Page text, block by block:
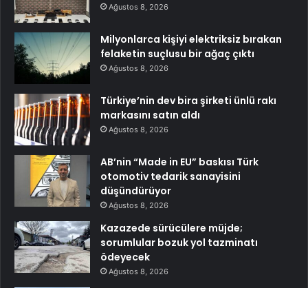
Ağustos 8, 2026
Milyonlarca kişiyi elektriksiz bırakan
felaketin suçlusu bir ağaç çıktı
Ağustos 8, 2026
Türkiye’nin dev bira şirketi ünlü rakı
markasını satın aldı
Ağustos 8, 2026
AB’nin “Made in EU” baskısı Türk
otomotiv tedarik sanayisini
düşündürüyor
Ağustos 8, 2026
Kazazede sürücülere müjde;
sorumlular bozuk yol tazminatı
ödeyecek
Ağustos 8, 2026